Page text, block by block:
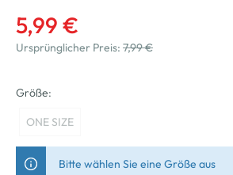
5,99 €
Ursprünglicher Preis: 7,99 €
Größe:
ONE SIZE
Bitte wählen Sie eine Größe aus